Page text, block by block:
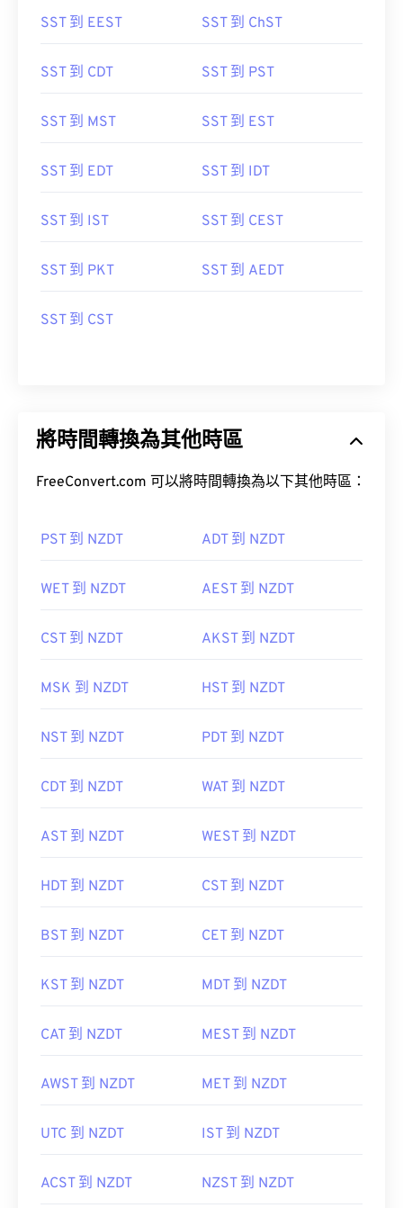
SST 到 EEST SST 到 ChST
SST 到 CDT SST 到 PST
SST 到 MST SST 到 EST
SST 到 EDT SST 到 IDT
SST 到 IST SST 到 CEST
SST 到 PKT SST 到 AEDT
SST 到 CST
將時間轉換為其他時區
FreeConvert.com 可以將時間轉換為以下其他時區：
PST 到 NZDT ADT 到 NZDT
WET 到 NZDT AEST 到 NZDT
CST 到 NZDT AKST 到 NZDT
MSK 到 NZDT HST 到 NZDT
NST 到 NZDT PDT 到 NZDT
CDT 到 NZDT WAT 到 NZDT
AST 到 NZDT WEST 到 NZDT
HDT 到 NZDT CST 到 NZDT
BST 到 NZDT CET 到 NZDT
KST 到 NZDT MDT 到 NZDT
CAT 到 NZDT MEST 到 NZDT
AWST 到 NZDT MET 到 NZDT
UTC 到 NZDT IST 到 NZDT
ACST 到 NZDT NZST 到 NZDT